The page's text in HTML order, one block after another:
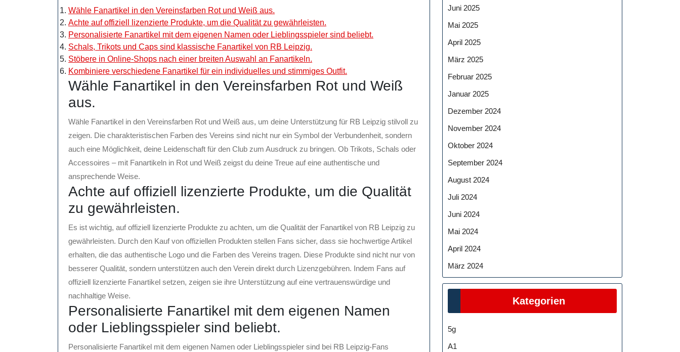
Wähle Fanartikel in den Vereinsfarben Rot und Weiß aus.
Achte auf offiziell lizenzierte Produkte, um die Qualität zu gewährleisten.
Personalisierte Fanartikel mit dem eigenen Namen oder Lieblingsspieler sind beliebt.
Schals, Trikots und Caps sind klassische Fanartikel von RB Leipzig.
Stöbere in Online-Shops nach einer breiten Auswahl an Fanartikeln.
Kombiniere verschiedene Fanartikel für ein individuelles und stimmiges Outfit.
Wähle Fanartikel in den Vereinsfarben Rot und Weiß
aus.
Wähle Fanartikel in den Vereinsfarben Rot und Weiß aus, um deine Unterstützung für RB Leipzig stilvoll zu
zeigen. Die charakteristischen Farben des Vereins sind nicht nur ein Symbol der Verbundenheit, sondern
auch eine Möglichkeit, deine Leidenschaft für den Club zum Ausdruck zu bringen. Ob Trikots, Schals oder
Accessoires – mit Fanartikeln in Rot und Weiß zeigst du deine Treue auf eine authentische und
ansprechende Weise.
Achte auf offiziell lizenzierte Produkte, um die Qualität
zu gewährleisten.
Es ist wichtig, auf offiziell lizenzierte Produkte zu achten, um die Qualität der Fanartikel von RB Leipzig zu
gewährleisten. Durch den Kauf von offiziellen Produkten stellen Fans sicher, dass sie hochwertige Artikel
erhalten, die das authentische Logo und die Farben des Vereins tragen. Diese Produkte sind nicht nur von
besserer Qualität, sondern unterstützen auch den Verein direkt durch Lizenzgebühren. Indem Fans auf
offiziell lizenzierte Fanartikel setzen, zeigen sie ihre Unterstützung auf eine vertrauenswürdige und
nachhaltige Weise.
Personalisierte Fanartikel mit dem eigenen Namen
oder Lieblingsspieler sind beliebt.
Personalisierte Fanartikel mit dem eigenen Namen oder Lieblingsspieler sind bei RB Leipzig-Fans
Juni 2025
Mai 2025
April 2025
März 2025
Februar 2025
Januar 2025
Dezember 2024
November 2024
Oktober 2024
September 2024
August 2024
Juli 2024
Juni 2024
Mai 2024
April 2024
März 2024
Kategorien
5g
A1